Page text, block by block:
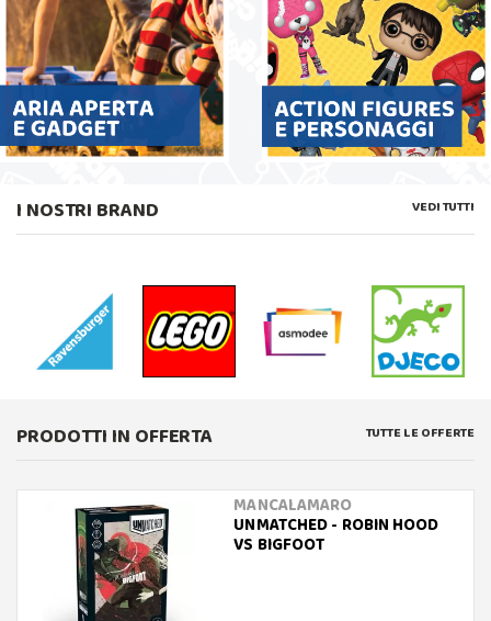
I NOSTRI BRAND VEDI TUTTI
PRODOTTI IN OFFERTA TUTTE LE OFFERTE
MANCALAMARO
UNMATCHED - ROBIN HOOD
VS BIGFOOT